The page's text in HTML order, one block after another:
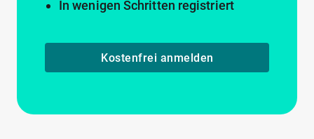
In wenigen Schritten registriert
Kostenfrei anmelden